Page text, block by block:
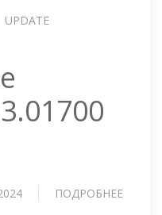
UPDATE
ПОДРОБНЕЕ